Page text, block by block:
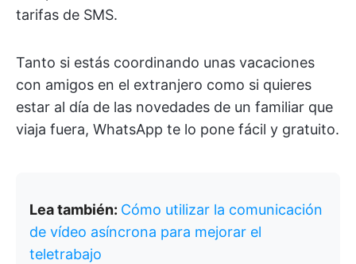
tarifas de SMS.
Tanto si estás coordinando unas vacaciones
con amigos en el extranjero como si quieres
estar al día de las novedades de un familiar que
viaja fuera, WhatsApp te lo pone fácil y gratuito.
Lea también: Cómo utilizar la comunicación
de vídeo asíncrona para mejorar el
teletrabajo